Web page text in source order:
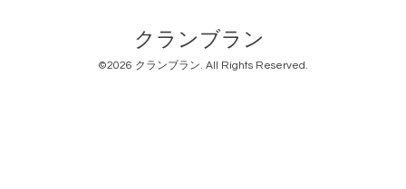
クランブラン
©2026 クランブラン. All Rights Reserved.